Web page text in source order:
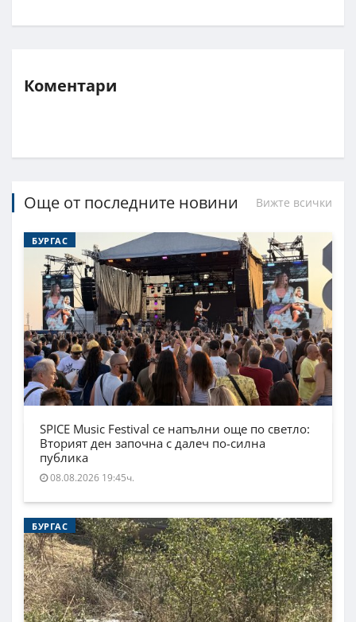
Коментари
Още от последните новини Вижте всички
БУРГАС
SPICE Music Festival се напълни още по светло:
Вторият ден започна с далеч по-силна
публика
08.08.2026 19:45ч.
БУРГАС